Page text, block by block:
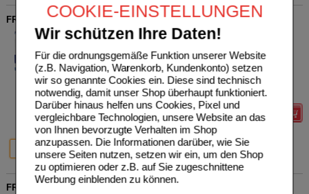
COOKIE-EINSTELLUNGEN
Wir schützen Ihre Daten!
Für die ordnungsgemäße Funktion unserer Website
(z.B. Navigation, Warenkorb, Kundenkonto) setzen
wir so genannte Cookies ein. Diese sind technisch
notwendig, damit unser Shop überhaupt funktioniert.
Darüber hinaus helfen uns Cookies, Pixel und
vergleichbare Technologien, unsere Website an das
von Ihnen bevorzugte Verhalten im Shop
anzupassen. Die Informationen darüber, wie Sie
unsere Seiten nutzen, setzen wir ein, um den Shop
zu optimieren oder z.B. auf Sie zugeschnittene
Werbung einblenden zu können.
FRESUBIN PROTEIN Energy DRINK Nuss Trinkflasche
Fresenius Kabi Deutschland
06698740
4X200ml Lösung
Unser Preis*
Sie sparen 16,65 €
Grundpreis
11,69 €
MHD:
Details
4X200 ml
64%
6X4X200 ml
20%
FRESUBIN PROTEIN Energy DRINK Walderdbe.Trinkfl.